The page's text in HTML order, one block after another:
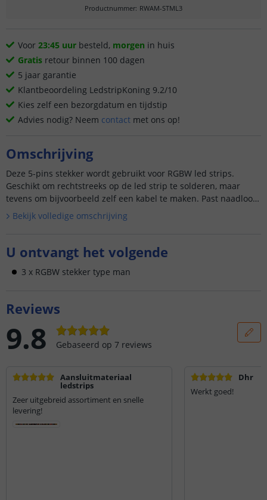
Productnummer: RWAM-STML3
Voor 23:45 uur besteld, morgen in huis
Gratis retour binnen 100 dagen
5 jaar garantie
Klantbeoordeling LedstripKoning 9.2/10
Kies zelf een bezorgdatum en tijdstip
Advies nodig? Neem contact met ons op!
Omschrijving
Deze 5-pins stekker wordt gebruikt voor RGBW led strips.
Geschikt om rechtstreeks op de led strip te solderen, maar
tevens om bijvoorbeeld zelf een kabel te maken. Past naadloos
op de 5-pins stekker typ...
Bekijk volledige omschrijving
U ontvangt het volgende
3 x RGBW stekker type man
Reviews
9.8 Gebaseerd op 7 reviews
Aansluitmateriaal
ledstrips
Zeer uitgebreid assortiment en snelle
levering!
Dhr
Werkt goed!